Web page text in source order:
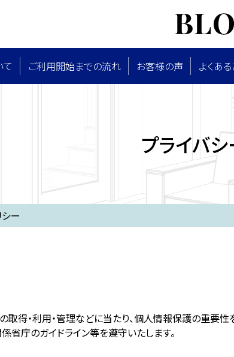
て ご利用開始までの流れ お客様の声 よくあ
プライバ
ー
取得・利用・管理などに当たり、個人情報保護の重
省庁のガイドライン等を遵守いたします。